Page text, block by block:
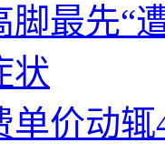
脚最先“
状
单价动